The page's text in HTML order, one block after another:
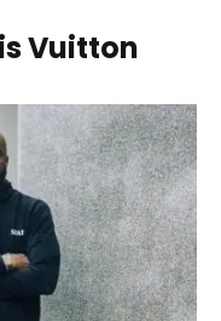
Vuitton